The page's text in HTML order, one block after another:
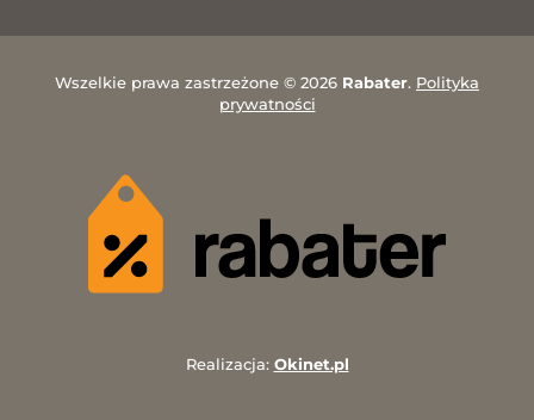
Wszelkie prawa zastrzeżone © 2026 Rabater. Polityka
prywatności
Realizacja: Okinet.pl